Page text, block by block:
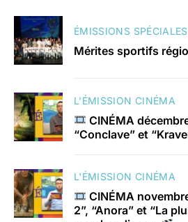
ÉMISSIONS SPÉCIALES
Mérites sportifs
L'ÉMISSION CINÉMA
CINÉMA
“Conclave” et
L'ÉMISSION CINÉMA
CINÉMA
2”, “Anora” et “La